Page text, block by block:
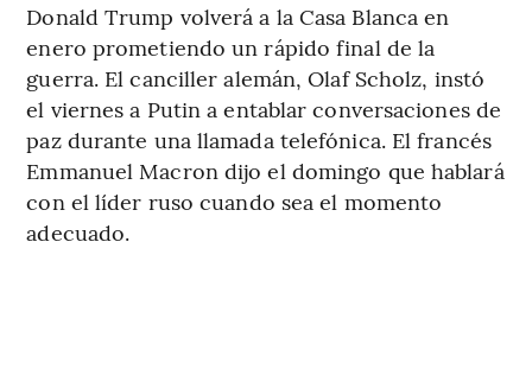
Donald Trump volverá a la Casa Blanca en
enero prometiendo un rápido final de la
guerra. El canciller alemán, Olaf Scholz, instó
el viernes a Putin a entablar conversaciones de
paz durante una llamada telefónica. El francés
Emmanuel Macron dijo el domingo que hablará
con el líder ruso cuando sea el momento
adecuado.